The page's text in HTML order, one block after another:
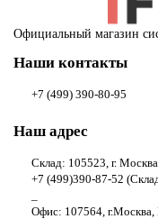
Официальный магазин
Наши контакты
+7 (499) 390-80-95
Наш адрес
Склад: 105523, г.
+7 (499)390-87-52
Офис: 107564, г.Москва,